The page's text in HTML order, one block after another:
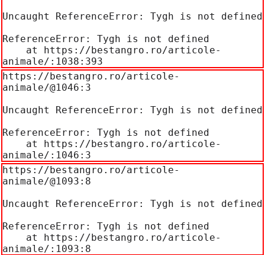
Uncaught ReferenceError: Tygh is not defined
ReferenceError: Tygh is not defined
animale/:1038:393
https://bestangro.ro/articole-
animale/@1046:3
Uncaught ReferenceError: Tygh is not defined
ReferenceError: Tygh is not defined
animale/:1046:3
https://bestangro.ro/articole-
animale/@1093:8
Uncaught ReferenceError: Tygh is not defined
ReferenceError: Tygh is not defined
animale/:1093:8